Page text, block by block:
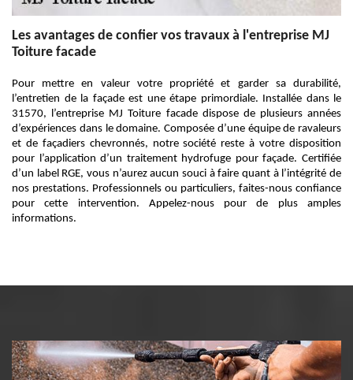
Les avantages de confier vos travaux à l'entreprise MJ
Toiture facade
Pour mettre en valeur votre propriété et garder sa durabilité,
l’entretien de la façade est une étape primordiale. Installée dans le
31570, l’entreprise MJ Toiture facade dispose de plusieurs années
d’expériences dans le domaine. Composée d’une équipe de ravaleurs
et de façadiers chevronnés, notre société reste à votre disposition
pour l’application d’un traitement hydrofuge pour façade. Certifiée
d’un label RGE, vous n’aurez aucun souci à faire quant à l’intégrité de
nos prestations. Professionnels ou particuliers, faites-nous confiance
pour cette intervention. Appelez-nous pour de plus amples
informations.